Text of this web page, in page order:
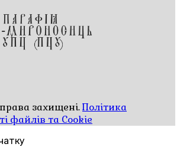
захищені.Політика
файлів та Cookie